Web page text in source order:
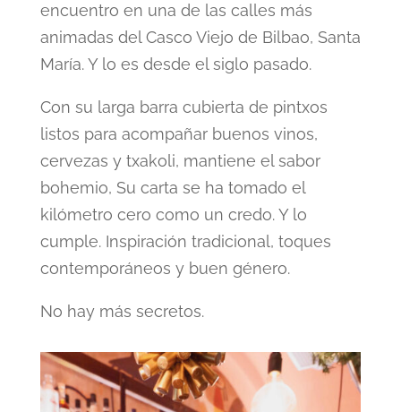
encuentro en una de las calles más
animadas del Casco Viejo de Bilbao, Santa
María. Y lo es desde el siglo pasado.
Con su larga barra cubierta de pintxos
listos para acompañar buenos vinos,
cervezas y txakoli, mantiene el sabor
bohemio, Su carta se ha tomado el
kilómetro cero como un credo. Y lo
cumple. Inspiración tradicional, toques
contemporáneos y buen género.
No hay más secretos.